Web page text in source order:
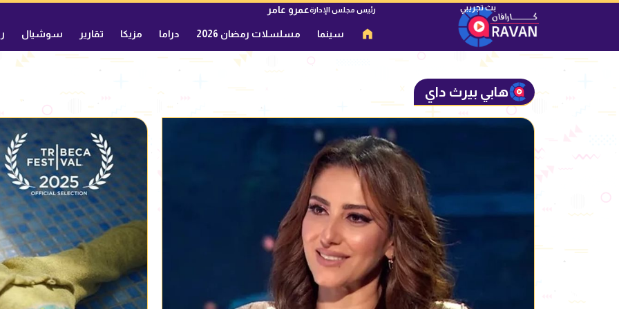
رئيس مجلس الإدارةعمرو عامر
سينما مسلسلات رمضان 2026 دراما مزيكا تقارير سوشيال
هابي بيرث داي